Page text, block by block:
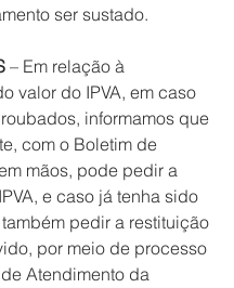
ser sustado.
– Em relação à
valor do IPVA, em caso
informamos que
com o Boletim de
mãos, pode pedir a
e caso já tenha sido
pedir a restituição
por meio de processo
Atendimento da